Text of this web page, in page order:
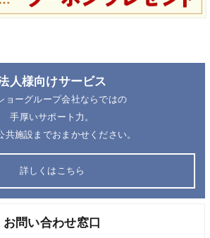
人様向けサービス
ョーグループ会社ならではの
手厚いサポート力。
共施設までおまかせください。
詳しくはこちら
お問い合わせ窓口